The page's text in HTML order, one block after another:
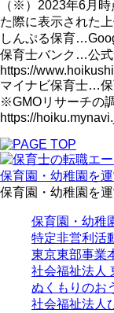
（※）2023年6月
た際に表示された
しんぷる保育
保育士バンク…公式
https://
マイナビ保育士…
※GMOリサーチの
https://
保育園・幼稚園を
保育園・幼稚園を
保育園・幼稚
特定非営利活
東京東部事業
社会福祉法人
ぬくもりのお
社会福祉法人